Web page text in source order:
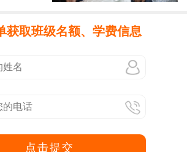
获取班级名额、学费信息
点击提交